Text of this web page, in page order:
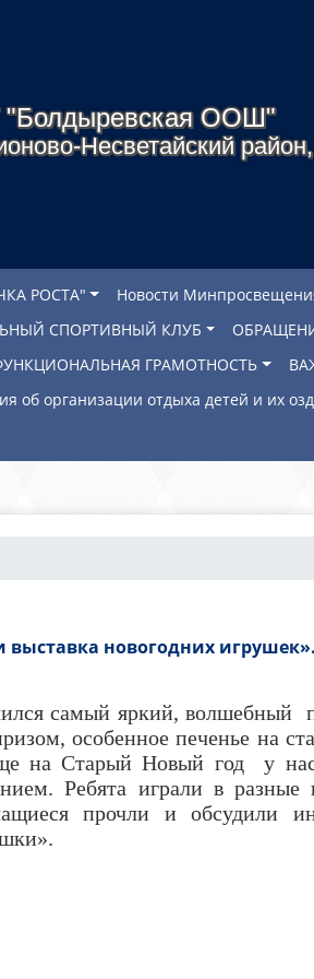
ООШ"
Несветайский
РОСТА" Новости
СПОРТИВНЫЙ КЛУБ
ГРАМОТНОСТЬ
об организации отдыха детей и их
новогодних игрушек».
самый яркий, волшебный
особенное печенье на
на Старый Новый год у нас
Ребята играли в разные
прочли и обсудили